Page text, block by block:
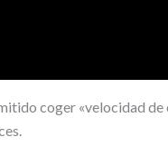
coger «velocidad de